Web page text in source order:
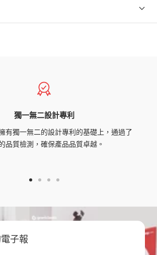
獨一無二設計專利
有獨一無二的設計專利的基礎上，通過了
品質檢測，確保產品品質卓越。
1
2
3
4
子報